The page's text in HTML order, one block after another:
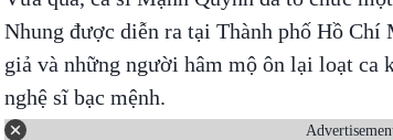
Nhung được diễn ra tại Thành phố Hồ
giả và những người hâm mộ ôn lại loạt ca
nghệ sĩ bạc mệnh.